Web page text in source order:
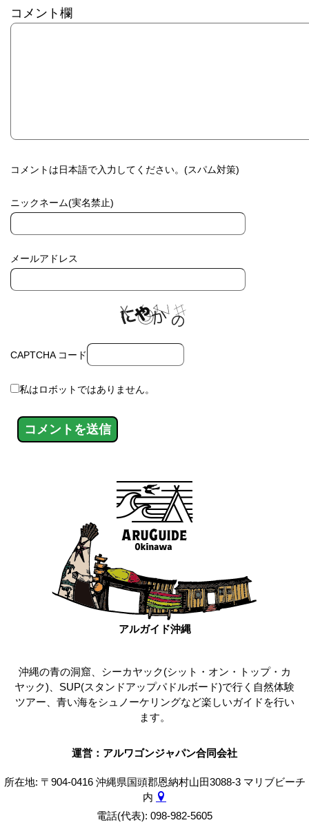
コメント欄
コメントは日本語で入力してください。(スパム対策)
ニックネーム(実名禁止)
メールアドレス
CAPTCHA コード
私はロボットではありません。
アルガイド沖縄
沖縄の青の洞窟、シーカヤック(シット・オン・トップ・カ
ヤック)、SUP(スタンドアップパドルボード)で行く自然体験
ツアー、青い海をシュノーケリングなど楽しいガイドを行い
ます。
運営：アルワゴンジャパン合同会社
所在地: 〒904-0416 沖縄県国頭郡恩納村山田3088-3 マリブビーチ
内
電話(代表): 098-982-5605